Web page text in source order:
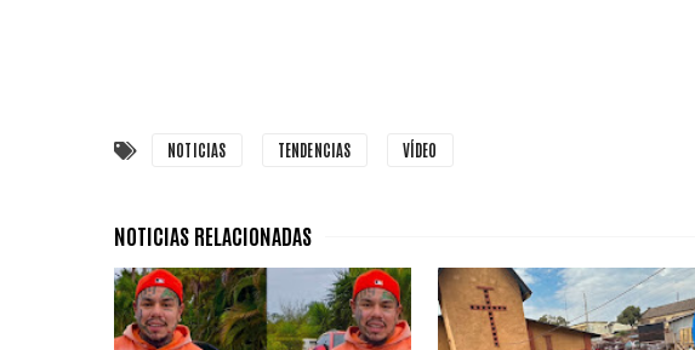
NOTICIAS TENDENCIAS VÍDEO